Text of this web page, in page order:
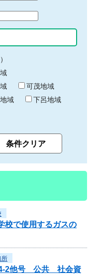
可茂地域
域
下呂地域
で使用するガスの
所
2他号 公共 社会資